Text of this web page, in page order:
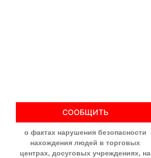
СООБЩИТЬ
о фактах нарушения безопасности
нахождения людей в торговых
центрах, досуговых учреждениях, на